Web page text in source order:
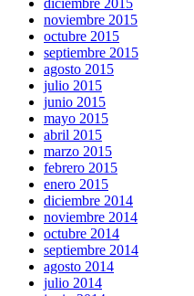
diciembre 2015
noviembre 2015
octubre 2015
septiembre 2015
agosto 2015
julio 2015
junio 2015
mayo 2015
abril 2015
marzo 2015
febrero 2015
enero 2015
diciembre 2014
noviembre 2014
octubre 2014
septiembre 2014
agosto 2014
julio 2014